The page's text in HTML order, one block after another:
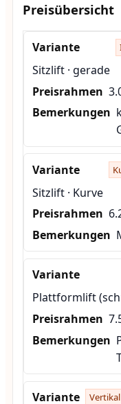
Preisübersicht
Sitzlift · gerade
Sitzlift · Kurve
Plattformlift
Vertikal